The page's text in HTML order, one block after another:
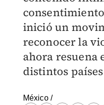
inició un
reconocer la
ahora resuena
distintos
México/